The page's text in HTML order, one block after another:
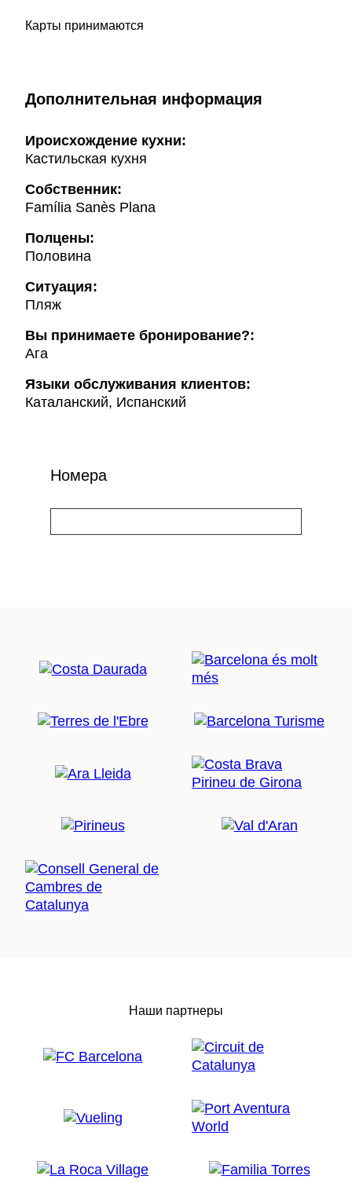
Карты принимаются
Дополнительная информация
Ироисхождение кухни:
Кастильская кухня
Собственник:
Família Sanès Plana
Полцены:
Половина
Ситуация:
Пляж
Вы принимаете бронирование?:
Ага
Языки обслуживания клиентов:
Каталанский, Испанский
Номера
Наши партнеры